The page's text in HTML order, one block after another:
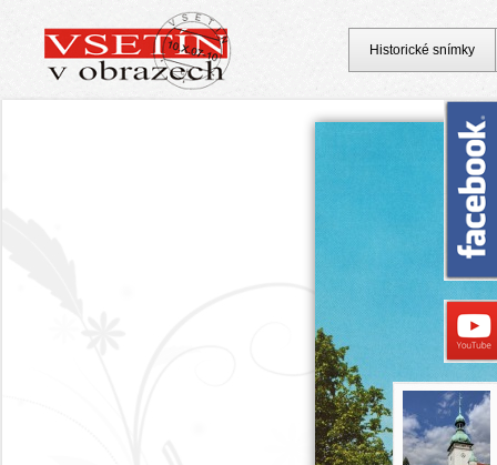
Historické snímky